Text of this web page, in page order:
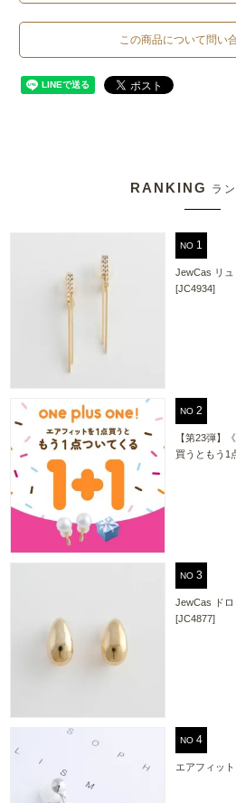
この商品について問い
RANKING ラ
NO
JewCas リ
[JC4934]
NO
【第23弾】
買うともう1
NO
JewCas ド
[JC4877]
NO
エアフィッ